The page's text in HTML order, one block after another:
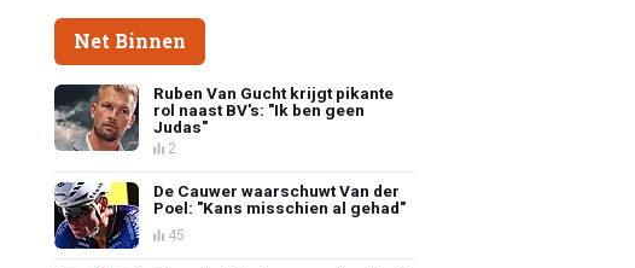
Net Binnen
Ruben Van Gucht krijgt pikante
rol naast BV's: "Ik ben geen
Judas"
2
De Cauwer waarschuwt Van der
Poel: "Kans misschien al gehad"
45